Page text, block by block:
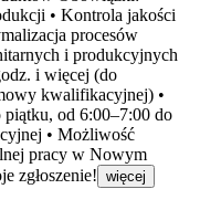
• Kontrola jakości
procesów
i produkcyjnych
i więcej (do
kwalifikacyjnej) •
piątku, od 6:00–7:00 do
• Możliwość
pracy w Nowym
zgłoszenie! więcej